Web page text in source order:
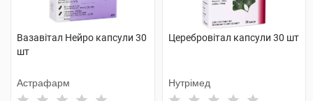
Вазавітал Нейро капсули 30
шт
Астрафарм
Церебровітал капсули 30 шт
Нутрімед